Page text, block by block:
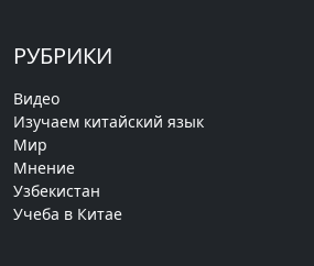
РУБРИКИ
Видео
Изучаем китайский язык
Мир
Мнение
Узбекистан
Учеба в Китае